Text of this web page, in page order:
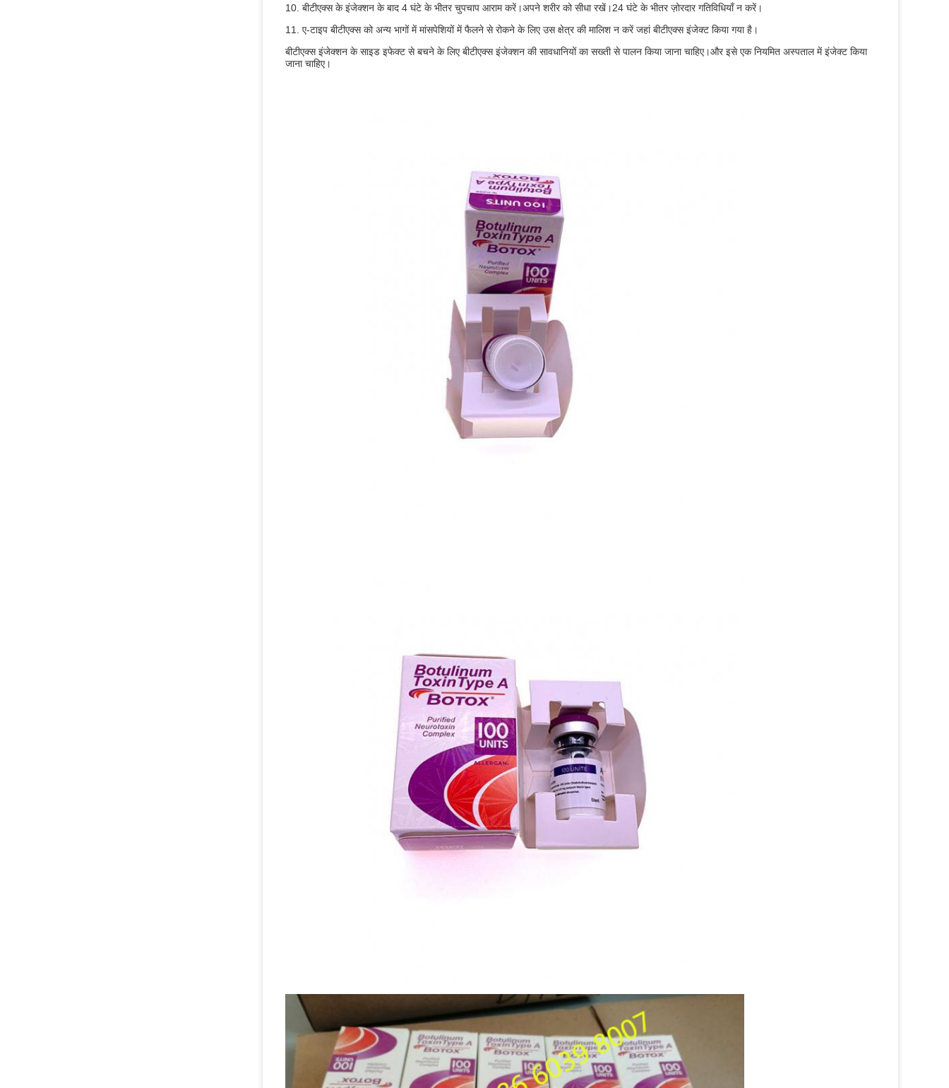
10. बीटीएक्स के इंजेक्शन के बाद 4 घंटे के भीतर चुपचाप आराम करें।अपने शरीर को सीधा रखें।24 घंटे के भीतर ज़ोरदार गतिविधियाँ न करें।
11. ए-टाइप बीटीएक्स को अन्य भागों में मांसपेशियों में फैलने से रोकने के लिए उस क्षेत्र की मालिश न करें जहां बीटीएक्स इंजेक्ट किया गया है।
बीटीएक्स इंजेक्शन के साइड इफेक्ट से बचने के लिए बीटीएक्स इंजेक्शन की सावधानियों का सख्ती से पालन किया जाना चाहिए।और इसे एक नियमित अस्पताल में इंजेक्ट किया
जाना चाहिए।